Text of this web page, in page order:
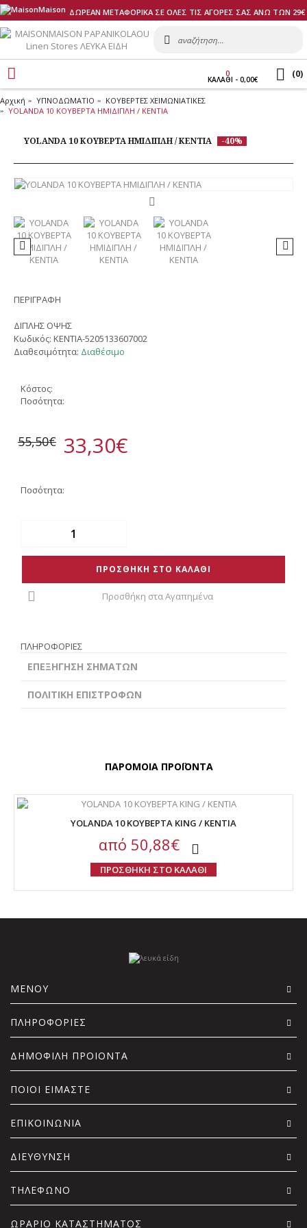
ΔΩΡΕΑΝ ΜΕΤΑΦΟΡΙΚΑ ΣΕ ΟΛΕΣ ΤΙΣ ΑΓΟΡΕΣ ΣΑΣ ΑΝΩ ΤΩΝ 29€
0
ΚΑΛΑΘI - 0,00€ (0)
Αρχική ΥΠΝΟΔΩΜΑΤΙΟ
ΚΟΥΒΕΡΤΕΣ ΧΕΙΜΩΝΙΑΤΙΚΕΣ
YOLANDA 10 ΚΟΥΒΕΡΤΑ ΗΜΙΔΙΠΛΗ / ΚΕΝΤΙΑ
YOLANDA 10 ΚΟΥΒΕΡΤΑ ΗΜΙΔΙΠΛΗ / ΚΕΝΤΙΑ -40%
ΠΕΡΙΓΡΑΦΗ
ΔΙΠΛΗΣ ΟΨΗΣ
Κωδικός: KENTIA-5205133607002
Διαθεσιμότητα: Διαθέσιμο
Κόστος:
Ποσότητα:
55,50€ 33,30€
Ποσότητα:
ΠΡΟΣΘΗΚΗ ΣΤΟ ΚΑΛΑΘΙ
Προσθήκη στα Αγαπημένα
ΠΛΗΡΟΦΟΡΙΕΣ
ΕΠΕΞΗΓΗΣΗ ΣΗΜΑΤΩΝ
ΠΟΛΙΤΙΚΗ ΕΠΙΣΤΡΟΦΩΝ
ΠΑΡΟΜΟΙΑ ΠΡΟΪΟΝΤΑ
YOLANDA 10 ΚΟΥΒΕΡΤΑ KING / ΚΕΝΤΙΑ
από 50,88€
ΠΡΟΣΘΗΚΗ ΣΤΟ ΚΑΛΑΘΙ
ΜΕΝΟΥ
ΠΛΗΡΟΦΟΡΙΕΣ
ΔΗΜΟΦΙΛΗ ΠΡΟΙΟΝΤΑ
ΠΟΙΟΙ ΕΙΜΑΣΤΕ
ΕΠΙΚΟΙΝΩΝΙΑ
ΔΙΕΥΘΥΝΣΗ
ΤΗΛΕΦΩΝΟ
ΩΡΑΡΙΟ ΚΑΤΑΣΤΗΜΑΤΟΣ